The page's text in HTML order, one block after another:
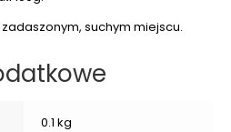
suchym miejscu.
0.1 kg